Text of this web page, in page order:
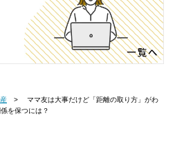
を保つには？